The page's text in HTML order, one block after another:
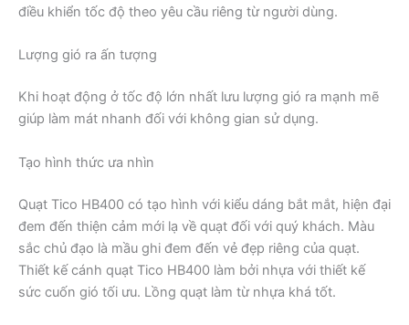
điều khiển tốc độ theo yêu cầu riêng từ người dùng.
Lượng gió ra ấn tượng
Khi hoạt động ở tốc độ lớn nhất lưu lượng gió ra mạnh mẽ
giúp làm mát nhanh đối với không gian sử dụng.
Tạo hình thức ưa nhìn
Quạt Tico HB400 có tạo hình với kiểu dáng bắt mắt, hiện đại
đem đến thiện cảm mới lạ về quạt đối với quý khách. Màu
sắc chủ đạo là mầu ghi đem đến vẻ đẹp riêng của quạt.
Thiết kế cánh quạt Tico HB400 làm bởi nhựa với thiết kế
sức cuốn gió tối ưu. Lồng quạt làm từ nhựa khá tốt.